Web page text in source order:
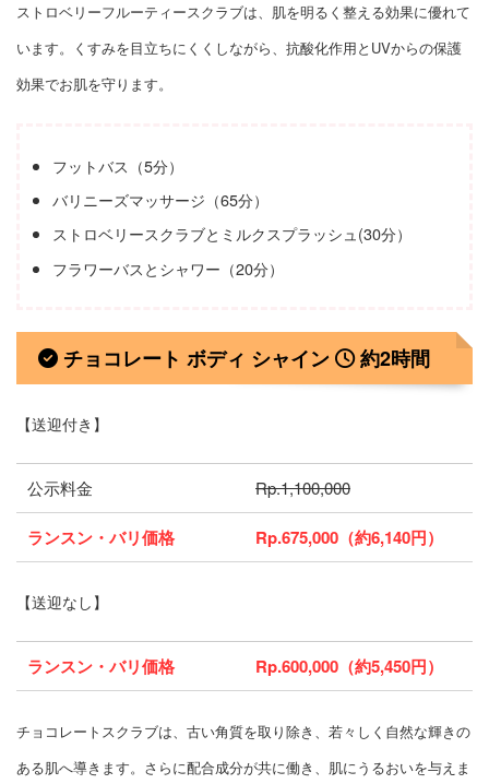
ストロベリーフルーティースクラブは、肌を明るく整える効果に優れて
います。くすみを目立ちにくくしながら、抗酸化作用とUVからの保護
効果でお肌を守ります。
フットバス（5分）
バリニーズマッサージ（65分）
ストロベリースクラブとミルクスプラッシュ(30分）
フラワーバスとシャワー（20分）
チョコレート ボディ シャイン 約2時間
【送迎付き】
公示料金 Rp.1,100,000
ランスン・バリ価格 Rp.675,000（約6,140円）
【送迎なし】
ランスン・バリ価格 Rp.600,000（約5,450円）
チョコレートスクラブは、古い角質を取り除き、若々しく自然な輝きの
ある肌へ導きます。さらに配合成分が共に働き、肌にうるおいを与えま